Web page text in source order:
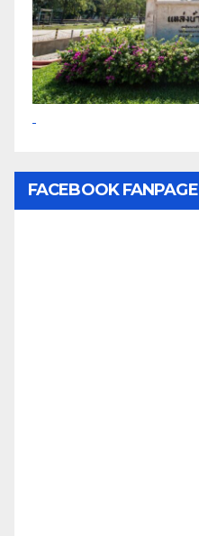
FACEBOOK FANPAGE